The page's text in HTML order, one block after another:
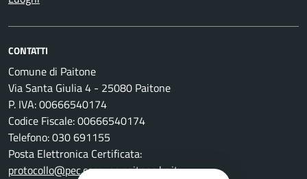
CONTATTI
Comune di Paitone
Via Santa Giulia 4 - 25080 Paitone
P. IVA: 00666540174
Codice Fiscale: 00666540174
Telefono: 030 691155
Posta Elettronica Certificata:
protocollo@pec.comune.paitone.bs.it